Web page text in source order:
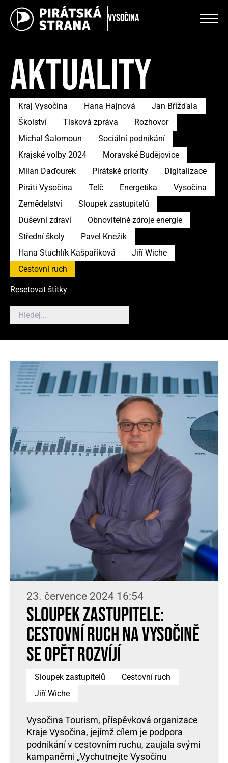
Vysočina
AKTUALITY
Kraj Vysočina Hana Hajnová
Jan Břížďala
Školství
Tisková zpráva
Rozhovor
Michal Šalomoun
Sociální podnikání
Krajské volby 2024
Moravské Budějovice
Milan Daďourek
Pirátské priority
Digitalizace
Piráti Vysočina
Telč Energetika
Vysočina
Zemědelství
Sloupek zastupitelů
Duševní zdraví
Obnovitelné zdroje energie
Střední školy
Pavel Knežik
Hana Stuchlík Kašpaříková
Jiří Wiche
Cestovní ruch
Resetovat štítky
23. července 2024 16:54
Sloupek zastupitele:
Cestovní ruch na Vysočině
se opět rozvíjí
Sloupek zastupitelů
Cestovní ruch
Jiří Wiche
Vysočina Tourism, příspěvková organizace
Kraje Vysočina, jejímž cílem je podpora
podnikání v cestovním ruchu, zaujala svými
kampaněmi „Vychutnejte Vysočinu